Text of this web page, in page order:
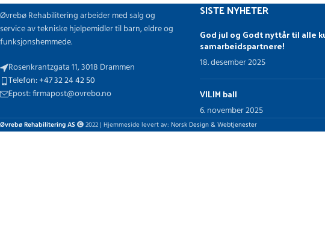
Øvrebø Rehabilitering arbeider med salg og
service av tekniske hjelpemidler til barn, eldre og
funksjonshemmede.
Rosenkrantzgata 11, 3018 Drammen
Telefon: +47 32 24 42 50
Epost: firmapost@ovrebo.no
SISTE NYHETER
God jul og Godt nyttår til alle
samarbeidspartnere!
18. desember 2025
VILIM ball
6. november 2025
Øvrebø Rehabilitering AS 2022 | Hjemmeside levert av: Norsk Design & Webtjenester